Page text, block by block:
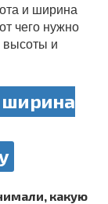
и ширина
чего нужно
высоты и
ширина
какую